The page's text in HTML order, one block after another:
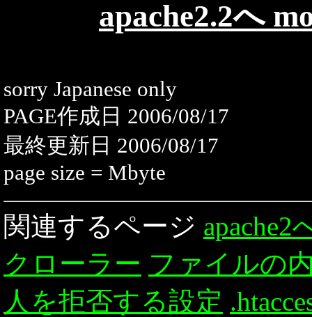
apache2.2へ
sorry Japanese only
PAGE作成日 2006/08/17
最終更新日 2006/08/17
page size = Mbyte
関連するページ apache2
クローラー ファイルの
人を拒否する設定